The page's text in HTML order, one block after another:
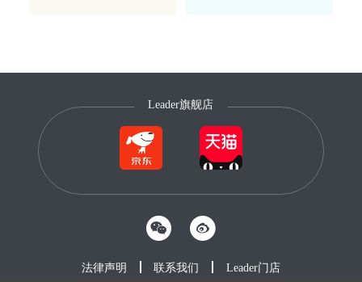
Leader旗舰店
法律声明 联系我们 Leader门店